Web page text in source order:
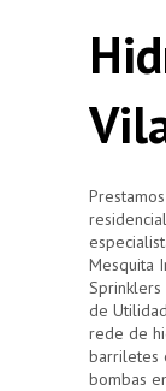
Mesquita
Sprinklers
de
rede de
barriletes
bombas